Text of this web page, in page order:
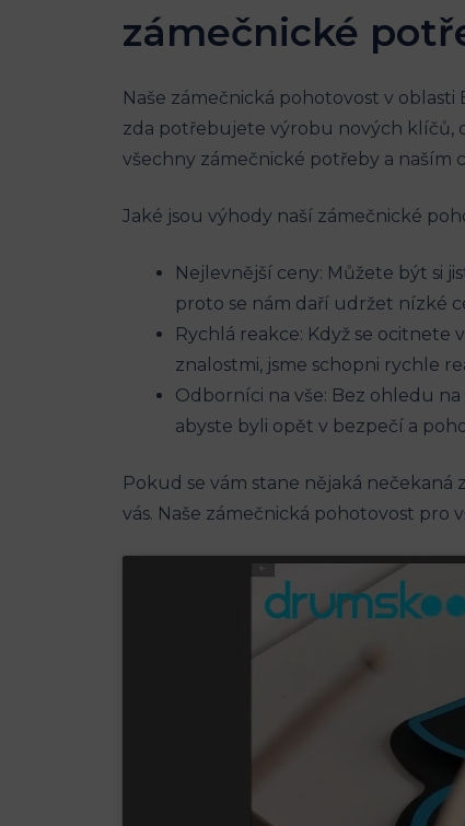
zámečnické
Naše zámečnická pohotovost v
zda potřebujete výrobu nových klíčů,
všechny zámečnické potřeby a naším
Jaké jsou výhody naší zámečnické
Nejlevnější ceny: Můžete být si
proto se nám daří udržet nízké
Rychlá reakce: Když se
znalostmi, jsme schopni rychle
Odborníci na vše: Bez ohledu
abyste byli opět v bezpečí a
Pokud se vám stane nějaká nečekaná
vás. Naše zámečnická pohotovost